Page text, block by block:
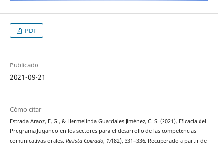
PDF
Publicado
2021-09-21
Cómo citar
Estrada Araoz, E. G., & Hermelinda Guardales Jiménez, C. S. (2021). Eficacia del
Programa Jugando en los sectores para el desarrollo de las competencias
comunicativas orales. Revista Conrado, 17(82), 331–336. Recuperado a partir de